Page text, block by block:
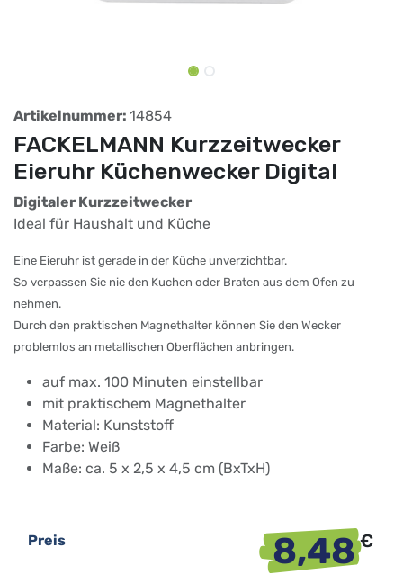
Artikelnummer: 14854
FACKELMANN Kurzzeitwecker
Eieruhr Küchenwecker Digital
Digitaler Kurzzeitwecker
Ideal für Haushalt und Küche
Eine Eieruhr ist gerade in der Küche unverzichtbar.
So verpassen Sie nie den Kuchen oder Braten aus dem Ofen zu
nehmen.
Durch den praktischen Magnethalter können Sie den Wecker
problemlos an metallischen Oberflächen anbringen.
auf max. 100 Minuten einstellbar
mit praktischem Magnethalter
Material: Kunststoff
Farbe: Weiß
Maße: ca. 5 x 2,5 x 4,5 cm (BxTxH)
Preis 8,48€